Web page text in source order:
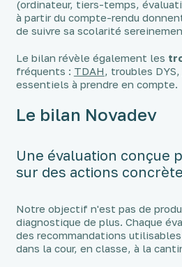
(ordinateur, tiers-temps,
à partir du compte-rendu
de suivre sa scolarité
Le bilan révèle également les
fréquents : TDAH , troubles DYS,
essentiels à prendre en compte.
Le bilan Novadev
Une évaluation conçue
sur des actions
Notre objectif n'est pas de
diagnostique de plus. Chaque
des recommandations
dans la cour, en classe, à la